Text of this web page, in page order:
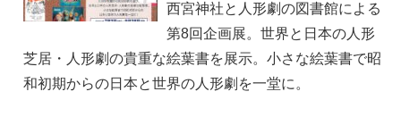
西宮神社と人形劇の図書館による
第8回企画展。世界と日本の人形
芝居・人形劇の貴重な絵葉書を展示。小さな絵葉書で昭
和初期からの日本と世界の人形劇を一堂に。